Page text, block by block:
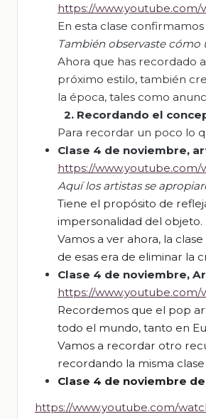
https://www.youtube.com/
En esta clase
También observastecómo
Ahora que has recordado
próximo estilo, también
la época, tales como
2. Recordando el
Para recordar un poco lo
Clase 4 de noviembre,
https://www.youtube.com/
Aquí los artistas se
Tiene el propósito de
impersonalidad del objeto.
Vamos a ver ahora, la
de esas era de eliminar la
Clase 4 de noviembre, A
https://www.youtube.com/
Recordemos que el pop
todo el mundo, tanto en
Vamos a recordar otro
recordando la misma clase
Clase 4 de noviembre de
https://www.youtube.com/